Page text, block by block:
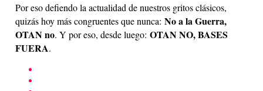
Por eso defiendo la actualidad de nuestros gritos clásicos,
quizás hoy más congruentes que nunca: No a la Guerra,
OTAN no. Y por eso, desde luego: OTAN NO, BASES
FUERA.